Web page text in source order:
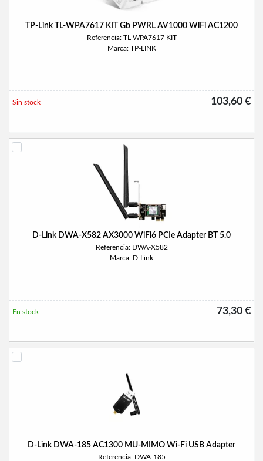
TP-Link TL-WPA7617 KIT Gb PWRL AV1000 WiFi AC1200
Referencia: TL-WPA7617 KIT
Marca: TP-LINK
103,60 €
Sin stock
D-Link DWA-X582 AX3000 WiFi6 PCIe Adapter BT 5.0
Referencia: DWA-X582
Marca: D-Link
73,30 €
En stock
D-Link DWA-185 AC1300 MU-MIMO Wi-Fi USB Adapter
Referencia: DWA-185